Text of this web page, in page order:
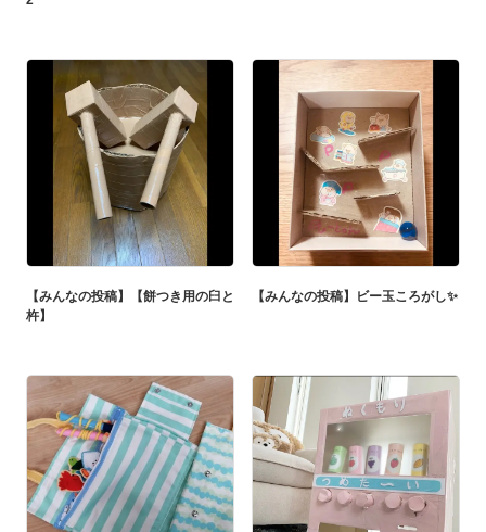
【みんなの投稿】【餅つき用の臼と
杵】
【みんなの投稿】ビー玉ころがし✨